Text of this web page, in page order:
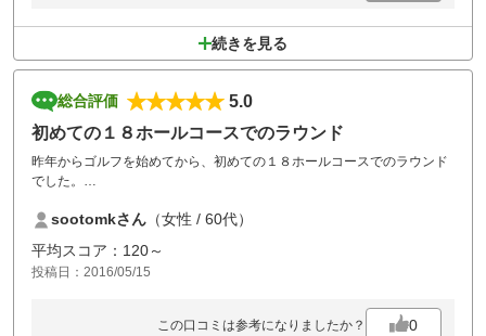
続きを見る
総合評価
5.0
初めての１８ホールコースでのラウンド
昨年からゴルフを始めてから、初めての１８ホールコースでのラウンド
でした。
ルフを楽しみました。
リーズナブルなプランがあればまた利用します。
sootomkさん （女性 / 60代）
平均スコア：120～
投稿日：2016/05/15
この口コミは参考になりましたか？ 0